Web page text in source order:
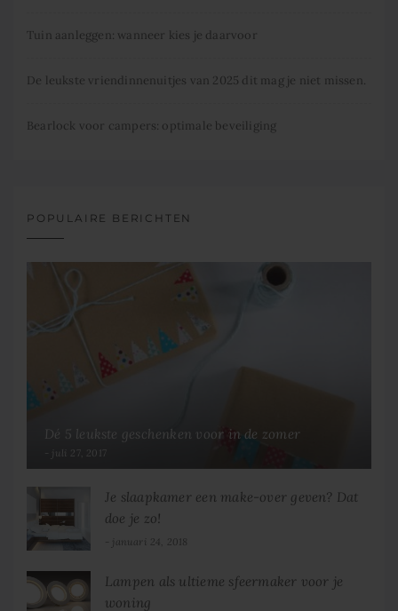
Tuin aanleggen: wanneer kies je daarvoor
De leukste vriendinnenuitjes van 2025 dit mag je niet missen.
Bearlock voor campers: optimale beveiliging
POPULAIRE BERICHTEN
Dé 5 leukste geschenken voor in de zomer
juli 27, 2017
Je slaapkamer een make-over geven? Dat
doe je zo!
januari 24, 2018
Lampen als ultieme sfeermaker voor je
woning